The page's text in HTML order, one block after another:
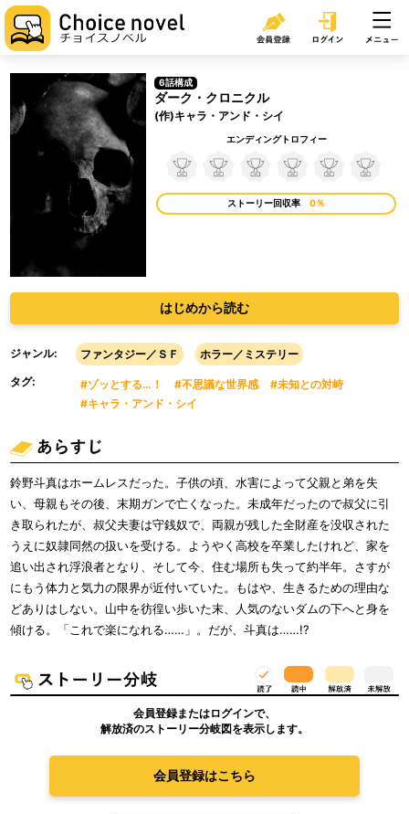
6話構成
ダーク・クロニクル
(作)キャラ・アンド・シイ
エンディングトロフィー
ストーリー回収率 0％
はじめから読む
ジャンル: ファンタジー／ＳＦ
ホラー／ミステリー
タグ:
#ゾッとする…！ #不思議な世界感
#未知との対峙
#キャラ・アンド・シイ
鈴野斗真はホームレスだった。子供の頃、水害によって父親と弟を失
い、母親もその後、末期ガンで亡くなった。未成年だったので叔父に引
き取られたが、叔父夫妻は守銭奴で、両親が残した全財産を没収された
うえに奴隷同然の扱いを受ける。ようやく高校を卒業したけれど、家を
追い出され浮浪者となり、そして今、住む場所も失って約半年。さすが
にもう体力と気力の限界が近付いていた。もはや、生きるための理由な
どありはしない。山中を彷徨い歩いた末、人気のないダムの下へと身を
傾ける。「これで楽になれる……」。だが、斗真は……!?
会員登録またはログインで、
解放済のストーリー分岐図を表示します。
会員登録はこちら